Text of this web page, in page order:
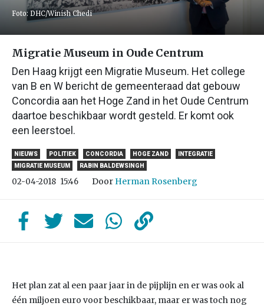
Foto: DHC/Winish Chedi
Migratie Museum in Oude Centrum
Den Haag krijgt een Migratie Museum. Het college
van B en W bericht de gemeenteraad dat gebouw
Concordia aan het Hoge Zand in het Oude Centrum
daartoe beschikbaar wordt gesteld. Er komt ook
een leerstoel.
NIEUWS POLITIEK CONCORDIA HOGE ZAND
INTEGRATIE
MIGRATIE MUSEUM
RABIN BALDEWSINGH
02-04-2018 15:46 Door Herman Rosenberg
Het plan zat al een paar jaar in de pijplijn en er was ook al
één miljoen euro voor beschikbaar, maar er was toch nog